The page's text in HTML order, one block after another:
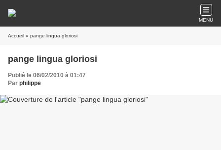
MENU
Accueil » pange lingua gloriosi
pange lingua gloriosi
Publié le 06/02/2010 à 01:47
Par philippe